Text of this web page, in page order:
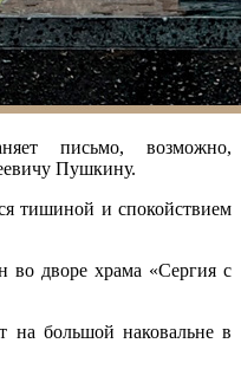
письмо, возможно,
Пушкину.
тишиной и спокойствием
во дворе храма «Сергия с
на большой наковальне в